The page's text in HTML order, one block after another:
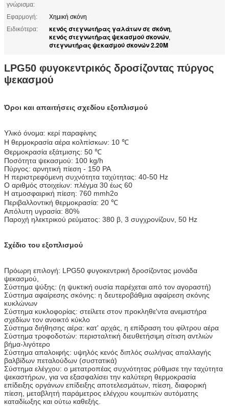
γνώρισμα:
Εφαρμογή:
Χημική σκόνη
Ειδικότερα:
κενός στεγνωτήρας γαλάτων σε σκόνη,
κενός στεγνωτήρας ψεκασμού σκονών,
στεγνωτήρας ψεκασμού σκονών 2.20M
LPG50 φυγοκεντρικός δροσίζοντας πύργος
ψεκασμού
Όροι και απαιτήσεις σχεδίου εξοπλισμού
Υλικό όνομα: κερί παραφίνης
Η θερμοκρασία αέρα κολπίσκων: 10 ℃
Θερμοκρασία εξάτμισης: 50 ℃
Ποσότητα ψεκασμού: 100 kg/h
Πύργος: αρνητική πίεση - 150 PA
Η περιστρεφόμενη συχνότητα ταχύτητας: 40-50 Hz
Ο αριθμός στοιχείων: πλέγμα 30 έως 60
Η ατμοσφαιρική πίεση: 760 mmh2o
Περιβαλλοντική θερμοκρασία: 20 ℃
Απόλυτη υγρασία: 80%
Παροχή ηλεκτρικού ρεύματος: 380 β, 3 συγχρονίζουν, 50 Hz
Σχέδιο του εξοπλισμού
Πρόωρη επιλογή: LPG50 φυγοκεντρική δροσίζοντας μονάδα
ψεκασμού,
Σύστημα ψύξης: (η ψυκτική ουσία παρέχεται από τον αγοραστή)
Σύστημα αφαίρεσης σκόνης: η δευτεροβάθμια αφαίρεση σκόνης
κυκλώνων
Σύστημα κυκλοφορίας: στείλετε στον προκληθε'ντα ανεμιστήρα
σχεδίων τον ανοικτό κύκλο
Σύστημα διήθησης αέρα: κατ' αρχάς, η επίδραση του φίλτρου αέρα
Σύστημα τροφοδοτών: περισταλτική διευθετήσιμη σίτιση αντλιών
βήμα-λιγότερο
Σύστημα απαλοιφής: υψηλός κενός διπλός σωλήνας απαλλαγής
βαλβίδων πεταλούδων (συστατικά)
Σύστημα ελέγχου: ο μετατροπέας συχνότητας ρύθμισε την ταχύτητα
ψεκαστήρων, για να εξασφαλίσει την καλύτερη θερμοκρασία
επίδειξης οργάνων επίδειξης αποτελεσμάτων, πίεση, διαφορική
πίεση, μεταβλητή παράμετρος ελέγχου κουμπιών αυτόματης
καταδίωξης και ούτω καθεξής.